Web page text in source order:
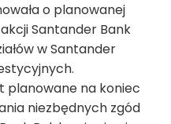
o planowanej
Santander Bank
w Santander
planowane na koniec
niezbędnych zgód